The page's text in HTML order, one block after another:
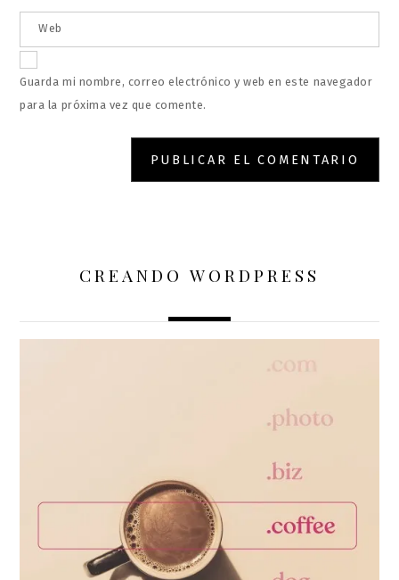
Web
Guarda mi nombre, correo electrónico y web en este navegador
para la próxima vez que comente.
CREANDO WORDPRESS